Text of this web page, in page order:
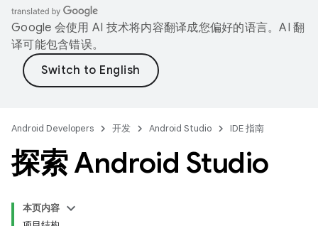
Google 会使用 AI 技术将内容翻译成您偏好的语言。AI 翻
译可能包含错误。
Android Developers 开发 Android Studio IDE 指南
探索 Android Studio
本页内容